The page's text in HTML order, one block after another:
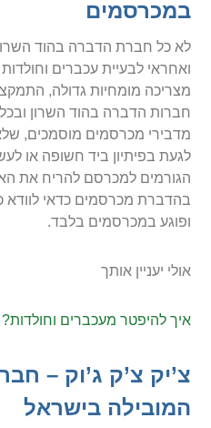
במכרסמים
לא כל חברת הדברה בהוד
ואחראי לבעיית עכברים
מצריכה מומחיות גדולה,
חברות הדברה בהוד השרון
מדבירי מכרסמים מוסמכים, שלא
לגעת בפיתיון ביד חשופה או
הגורמים למכרסם להריח את
בהדברת מכרסמים כדאי לוודא
ופוגע במכרסמים בלבד.
אולי יעניין אותך
איך להיפטר מעכברים וחולדות?
צ’יק צ’ק ג’וק –
המובילה בישראל